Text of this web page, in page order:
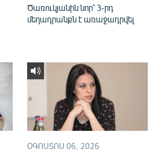
Ծառուկյանին նոր՝ 3-րդ
մեղադրանքն է առաջադրվել
ՕԳՈՍՏՈՍ 06, 2026